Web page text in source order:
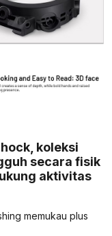
koleksi
secara fisik
aktivitas
memukau plus